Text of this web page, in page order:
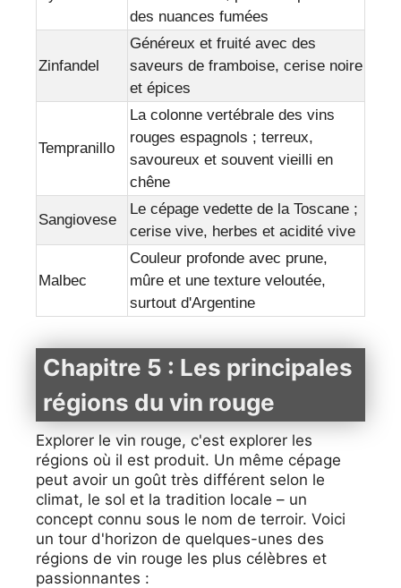
des nuances fumées
Zinfandel
Généreux et fruité avec des
saveurs de framboise, cerise noire
et épices
Tempranillo
La colonne vertébrale des vins
rouges espagnols ; terreux,
savoureux et souvent vieilli en
chêne
Sangiovese
Le cépage vedette de la Toscane ;
cerise vive, herbes et acidité vive
Malbec
Couleur profonde avec prune,
mûre et une texture veloutée,
surtout d'Argentine
Chapitre 5 : Les principales
régions du vin rouge
Explorer le vin rouge, c'est explorer les
régions où il est produit. Un même cépage
peut avoir un goût très différent selon le
climat, le sol et la tradition locale – un
concept connu sous le nom de terroir. Voici
un tour d'horizon de quelques-unes des
régions de vin rouge les plus célèbres et
passionnantes :